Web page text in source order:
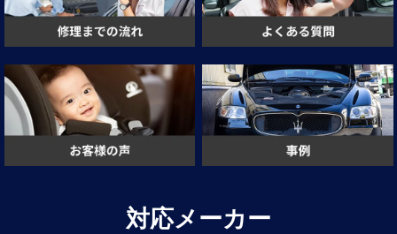
対応メーカー